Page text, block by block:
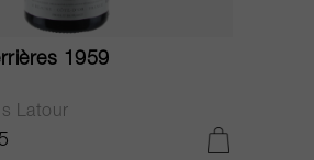
1959
Latour